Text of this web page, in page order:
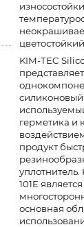
KIM-TEC
cиликоновый
герметика и
продукт
уплотнитель.
101E
основная